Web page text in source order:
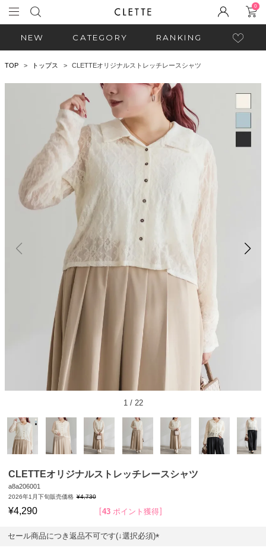
0
NEW CATEGORY RANKING
TOP トップス CLETTEオリジナルストレッチレースシャツ
1/ 22
CLETTEオリジナルストレッチレースシャツ
a8a206001
2026年1月下旬販売価格 ¥4,730
¥4,290 43 ポイント獲得
セール商品につき返品不可です(↓選択必須)